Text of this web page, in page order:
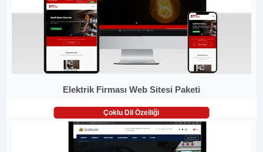
Elektrik Firması Web Sitesi Paketi
Çoklu Dil Özelliği